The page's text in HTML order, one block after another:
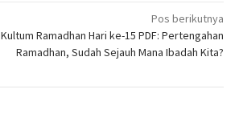
Pos berikutnya
Kultum Ramadhan Hari ke-15 PDF: Pertengahan
Ramadhan, Sudah Sejauh Mana Ibadah Kita?